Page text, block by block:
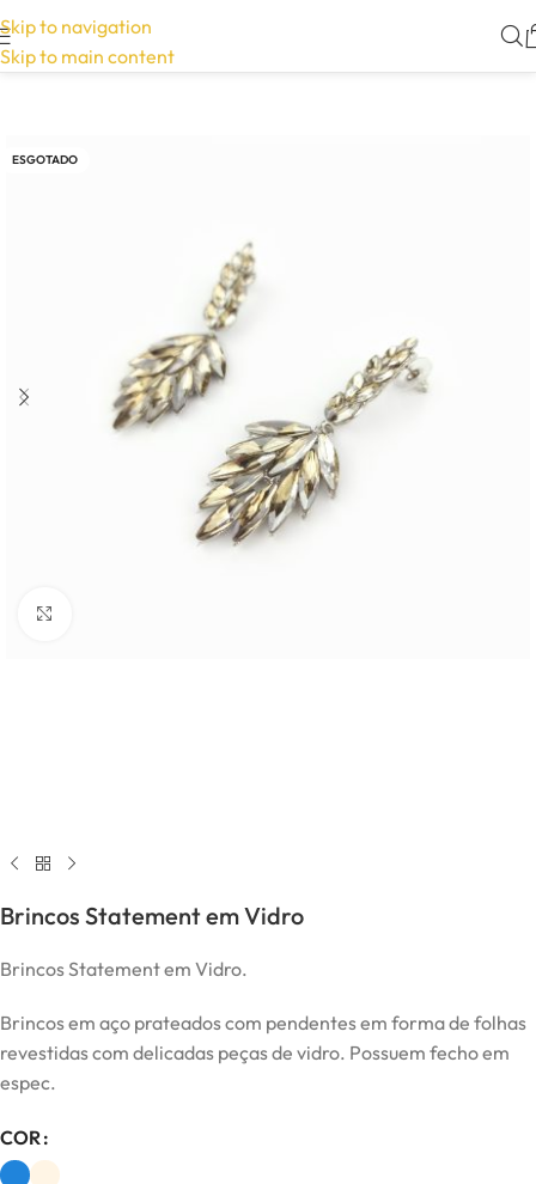
Skip to navigation
Skip to main content
ESGOTADO
Brincos Statement em Vidro
Brincos Statement em Vidro.
Brincos em aço prateados com pendentes em forma de folhas
revestidas com delicadas peças de vidro. Possuem fecho em
espec.
COR